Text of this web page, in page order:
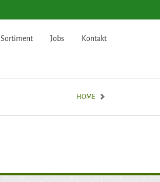
Sortiment Jobs Kontakt
HOME